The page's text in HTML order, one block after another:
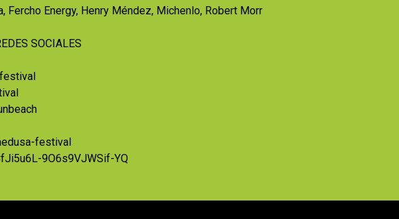
Fercho Energy, Henry Méndez, Michenlo, Robert Morr
SOCIALES
festival
9O6s9VJWSif-YQ